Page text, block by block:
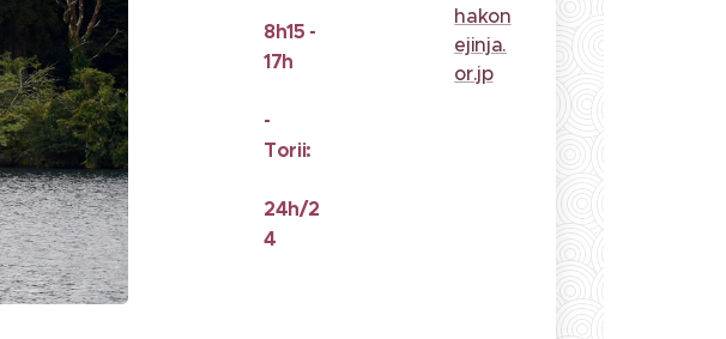
8h15 -
17h
-
Torii:
24h/2
4
hakon
ejinja.
or.jp